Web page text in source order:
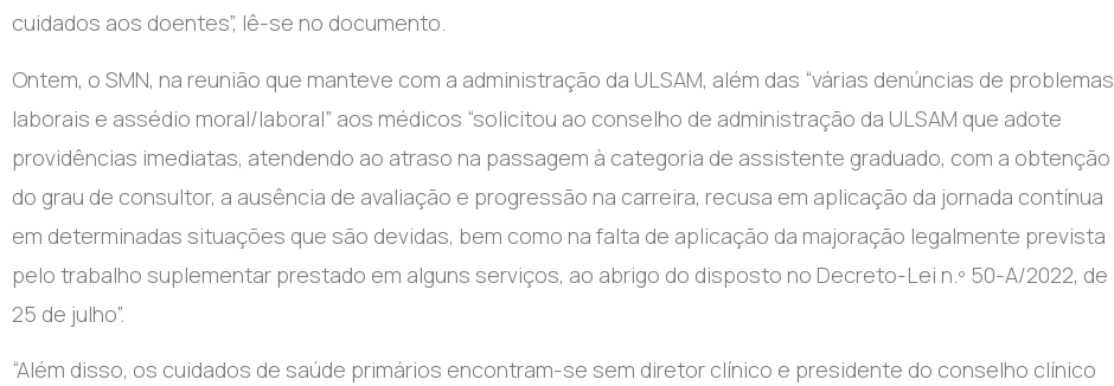
cuidados aos doentes”, lê-se no documento.
Ontem, o SMN, na reunião que manteve com a administração da ULSAM, além das “várias denúncias de problemas
laborais e assédio moral/laboral” aos médicos “solicitou ao conselho de administração da ULSAM que adote
providências imediatas, atendendo ao atraso na passagem à categoria de assistente graduado, com a obtenção
do grau de consultor, a ausência de avaliação e progressão na carreira, recusa em aplicação da jornada contínua
em determinadas situações que são devidas, bem como na falta de aplicação da majoração legalmente prevista
pelo trabalho suplementar prestado em alguns serviços, ao abrigo do disposto no Decreto-Lei n.º 50-A/2022, de
25 de julho”.
“Além disso, os cuidados de saúde primários encontram-se sem diretor clínico e presidente do conselho clínico